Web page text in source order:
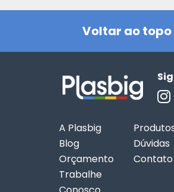
Voltar ao topo
A Plasbig
Blog
Dúvidas
Orçamento
Contato
Trabalhe